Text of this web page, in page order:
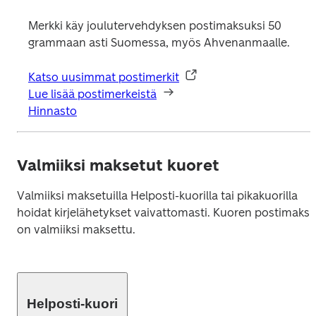
Merkki käy joulutervehdyksen postimaksuksi 50
grammaan asti Suomessa, myös Ahvenanmaalle.
Katso uusimmat postimerkit
Lue lisää postimerkeistä
Hinnasto
Valmiiksi maksetut kuoret
Valmiiksi maksetuilla Helposti-kuorilla tai pikakuorilla
hoidat kirjelähetykset vaivattomasti. Kuoren postimaksu
on valmiiksi maksettu.
Helposti-kuori